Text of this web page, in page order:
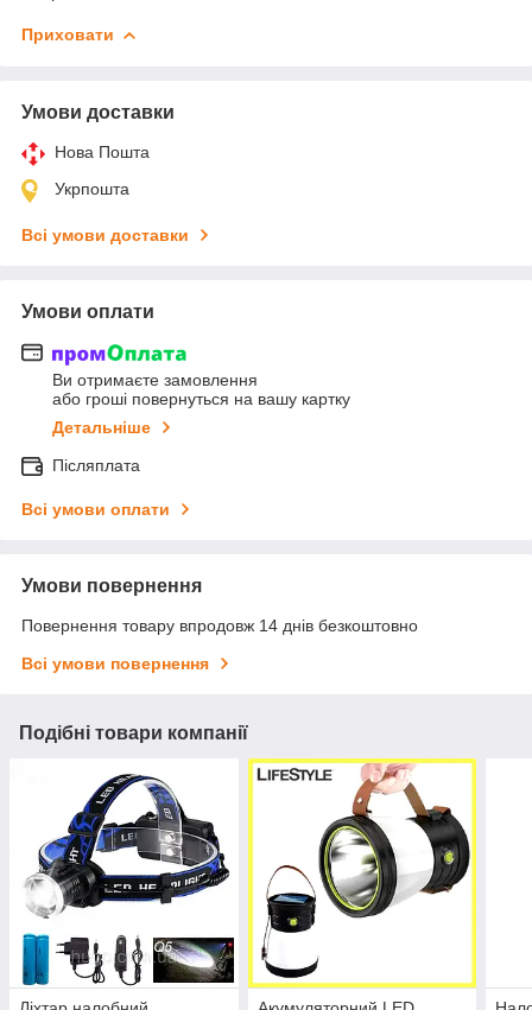
Приховати
Умови доставки
Нова Пошта
Укрпошта
Всі умови доставки
Умови оплати
Ви отримаєте замовлення
або гроші повернуться на вашу картку
Детальніше
Післяплата
Всі умови оплати
Умови повернення
Повернення товару впродовж 14 днів безкоштовно
Всі умови повернення
Подібні товари компанії